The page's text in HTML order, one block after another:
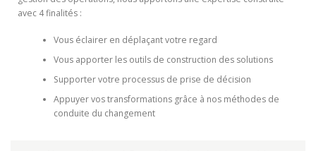
avec 4 finalités :
Vous éclairer en déplaçant votre regard
Vous apporter les outils de construction des solutions
Supporter votre processus de prise de décision
Appuyer vos transformations grâce à nos méthodes de
conduite du changement